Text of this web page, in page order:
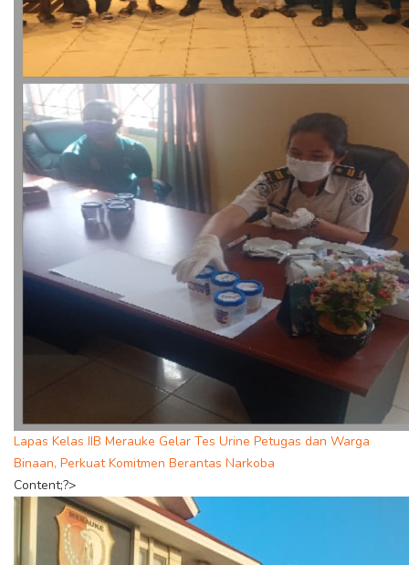
Lapas Kelas IIB Merauke Gelar Tes Urine Petugas dan Warga
Binaan, Perkuat Komitmen Berantas Narkoba
Content;?>